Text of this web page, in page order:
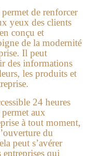
de renforcer
yeux des clients
conçu et
de la modernité
Il peut
des informations
les produits et
24 heures
aux
à tout moment,
du
peut s’avérer
qui